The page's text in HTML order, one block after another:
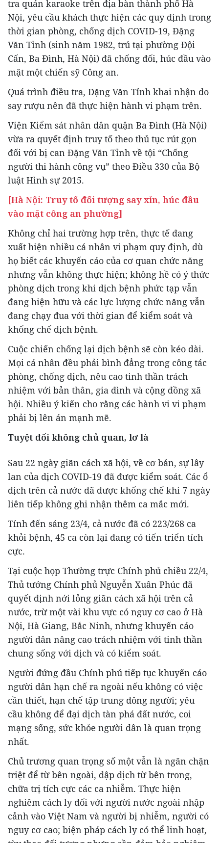
tra quán karaoke trên địa bàn thành phố Hà
Nội, yêu cầu khách thực hiện các quy định trong
thời gian phòng, chống dịch COVID-19, Đặng
Văn Tỉnh (sinh năm 1982, trú tại phường Đội
Cấn, Ba Đình, Hà Nội) đã chống đối, húc đầu vào
mặt một chiến sỹ Công an.
Quá trình điều tra, Đặng Văn Tỉnh khai nhận do
say rượu nên đã thực hiện hành vi phạm trên.
Viện Kiểm sát nhân dân quận Ba Đình (Hà Nội)
vừa ra quyết định truy tố theo thủ tục rút gọn
đối với bị can Đặng Văn Tỉnh về tội “Chống
người thi hành công vụ” theo Điều 330 của Bộ
luật Hình sự 2015.
[Hà Nội: Truy tố đối tượng say xỉn, húc đầu
vào mặt công an phường]
Không chỉ hai trường hợp trên, thực tế đang
xuất hiện nhiều cá nhân vi phạm quy định, dù
họ biết các khuyến cáo của cơ quan chức năng
nhưng vẫn không thực hiện; không hề có ý thức
phòng dịch trong khi dịch bệnh phức tạp vẫn
đang hiện hữu và các lực lượng chức năng vẫn
đang chạy đua với thời gian để kiểm soát và
khống chế dịch bệnh.
Cuộc chiến chống lại dịch bệnh sẽ còn kéo dài.
Mọi cá nhân đều phải bình đẳng trong công tác
phòng, chống dịch, nêu cao tinh thần trách
nhiệm với bản thân, gia đình và cộng đồng xã
hội. Nhiều ý kiến cho rằng các hành vi vi phạm
phải bị lên án mạnh mẽ.
Tuyệt đối không chủ quan, lơ là
Sau 22 ngày giãn cách xã hội, về cơ bản, sự lây
lan của dịch COVID-19 đã được kiểm soát. Các ổ
dịch trên cả nước đã được khống chế khi 7 ngày
liên tiếp không ghi nhận thêm ca mắc mới.
Tính đến sáng 23/4, cả nước đã có 223/268 ca
khỏi bệnh, 45 ca còn lại đang có tiến triển tích
cực.
Tại cuộc họp Thường trực Chính phủ chiều 22/4,
Thủ tướng Chính phủ Nguyễn Xuân Phúc đã
quyết định nới lỏng giãn cách xã hội trên cả
nước, trừ một vài khu vực có nguy cơ cao ở Hà
Nội, Hà Giang, Bắc Ninh, nhưng khuyến cáo
người dân nâng cao trách nhiệm với tinh thần
chung sống với dịch và có kiểm soát.
Người đứng đầu Chính phủ tiếp tục khuyến cáo
người dân hạn chế ra ngoài nếu không có việc
cần thiết, hạn chế tập trung đông người; yêu
cầu không để đại dịch tàn phá đất nước, coi
mạng sống, sức khỏe người dân là quan trọng
nhất.
Chủ trương quan trọng số một vẫn là ngăn chặn
triệt để từ bên ngoài, dập dịch từ bên trong,
chữa trị tích cực các ca nhiễm. Thực hiện
nghiêm cách ly đối với người nước ngoài nhập
cảnh vào Việt Nam và người bị nhiễm, người có
nguy cơ cao; biện pháp cách ly có thể linh hoạt,